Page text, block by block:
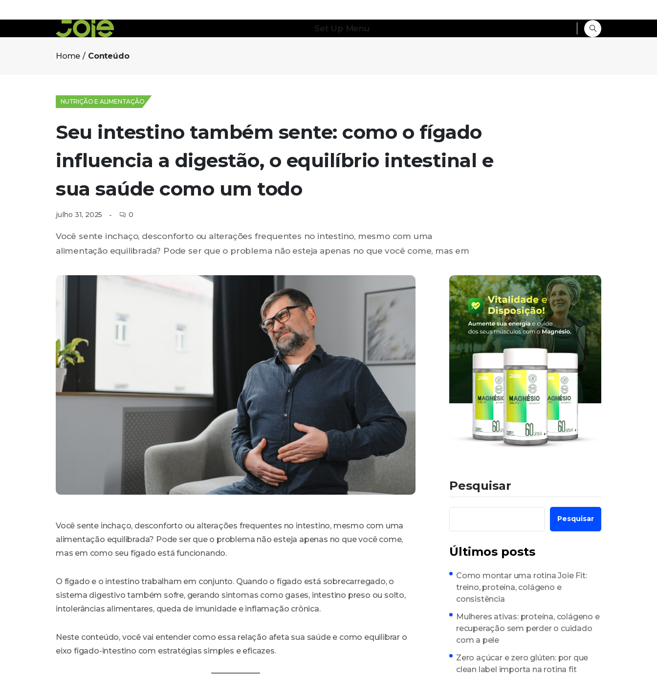
Set Up Menu
Home Conteúdo
NUTRIÇÃO E ALIMENTAÇÃO
Seu intestino também sente: como o fígado
influencia a digestão, o equilíbrio intestinal e
sua saúde como um todo
julho 31, 2025 0
Você sente inchaço, desconforto ou alterações frequentes no intestino, mesmo com uma
alimentação equilibrada? Pode ser que o problema não esteja apenas no que você come, mas em
Você sente inchaço, desconforto ou alterações frequentes no intestino, mesmo com uma
alimentação equilibrada? Pode ser que o problema não esteja apenas no que você come,
mas em como seu fígado está funcionando.
O fígado e o intestino trabalham em conjunto. Quando o fígado está sobrecarregado, o
sistema digestivo também sofre, gerando sintomas como gases, intestino preso ou solto,
intolerâncias alimentares, queda de imunidade e inflamação crônica.
Neste conteúdo, você vai entender como essa relação afeta sua saúde e como equilibrar o
eixo fígado-intestino com estratégias simples e eficazes.
Pesquisar
Pesquisar
Últimos posts
Como montar uma rotina Joie Fit:
treino, proteína, colágeno e
consistência
Mulheres ativas: proteína, colágeno e
recuperação sem perder o cuidado
com a pele
Zero açúcar e zero glúten: por que
clean label importa na rotina fit